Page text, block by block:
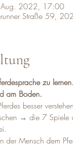
2022, 17:00
Straße 59,
zu lernen.
am Boden.
besser
→ die 7 Spiele
Mensch dem